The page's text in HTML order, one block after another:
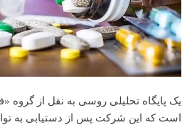
یک پایگاه تحلیلی روسی به نقل از گروه
است که این شرکت پس از دستیابی به